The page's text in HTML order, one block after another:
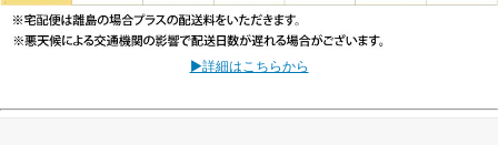
▶詳細はこちらから